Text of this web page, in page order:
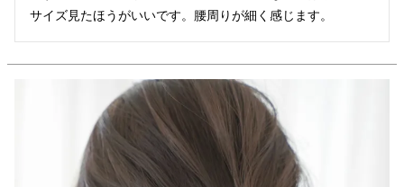
サイズ見たほうがいいです。腰周りが細く感じます。